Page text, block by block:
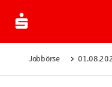
Jobbörse